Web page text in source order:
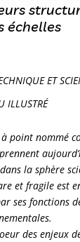
échelles
ET
ILLUSTRÉ
point nommé
la sphère
et fragile est
ses fonctions
des enjeux